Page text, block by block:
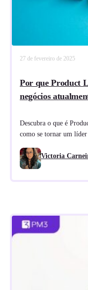
27 de fevereiro de 2025
Por que Product
negócios
Descubra o que é
como se tornar um líder
Victoria